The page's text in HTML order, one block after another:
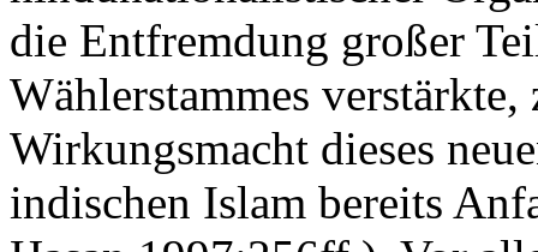
die Entfremdung großer
Wählerstammes
Wirkungsmacht dieses
indischen Islam bereits